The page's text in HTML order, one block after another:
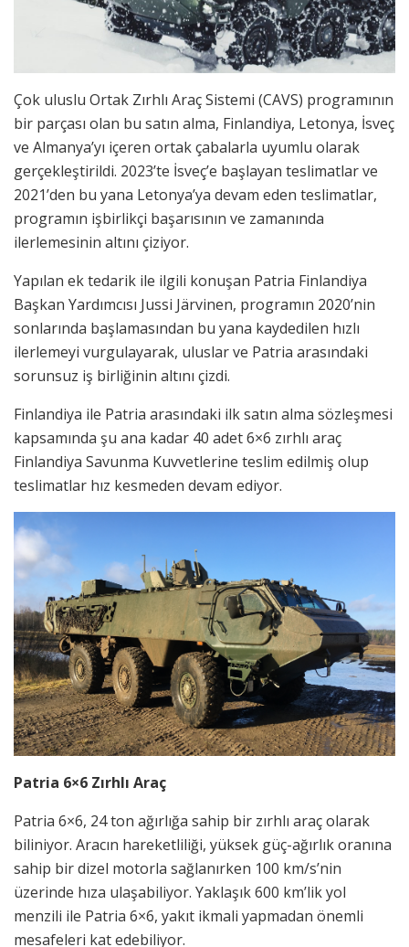
Çok uluslu Ortak Zırhlı Araç Sistemi (CAVS) programının
bir parçası olan bu satın alma, Finlandiya, Letonya, İsveç
ve Almanya’yı içeren ortak çabalarla uyumlu olarak
gerçekleştirildi. 2023’te İsveç’e başlayan teslimatlar ve
2021’den bu yana Letonya’ya devam eden teslimatlar,
programın işbirlikçi başarısının ve zamanında
ilerlemesinin altını çiziyor.
Yapılan ek tedarik ile ilgili konuşan Patria Finlandiya
Başkan Yardımcısı Jussi Järvinen, programın 2020’nin
sonlarında başlamasından bu yana kaydedilen hızlı
ilerlemeyi vurgulayarak, uluslar ve Patria arasındaki
sorunsuz iş birliğinin altını çizdi.
Finlandiya ile Patria arasındaki ilk satın alma sözleşmesi
kapsamında şu ana kadar 40 adet 6×6 zırhlı araç
Finlandiya Savunma Kuvvetlerine teslim edilmiş olup
teslimatlar hız kesmeden devam ediyor.
Patria 6×6 Zırhlı Araç
Patria 6×6, 24 ton ağırlığa sahip bir zırhlı araç olarak
biliniyor. Aracın hareketliliği, yüksek güç-ağırlık oranına
sahip bir dizel motorla sağlanırken 100 km/s’nin
üzerinde hıza ulaşabiliyor. Yaklaşık 600 km’lik yol
menzili ile Patria 6×6, yakıt ikmali yapmadan önemli
mesafeleri kat edebiliyor.